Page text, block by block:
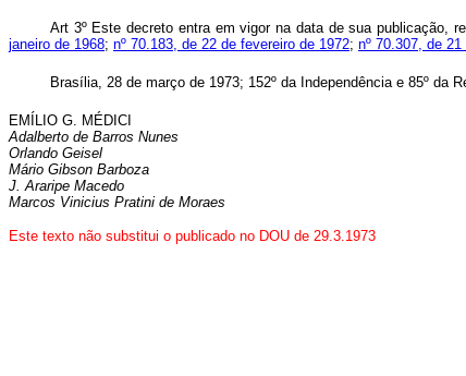
Art 3º Este decreto entra em vigor na data de sua publicação,
janeiro de 1968; nº 70.183, de 22 de fevereiro de 1972; nº 70.307, de
Brasília, 28 de março de 1973; 152º da Independência e 85º da
EMÍLIO G. MÉDICI
Adalberto de Barros Nunes
Orlando Geisel
Mário Gibson Barboza
J. Araripe Macedo
Marcos Vinicius Pratini de Moraes
Este texto não substitui o publicado no DOU de 29.3.1973